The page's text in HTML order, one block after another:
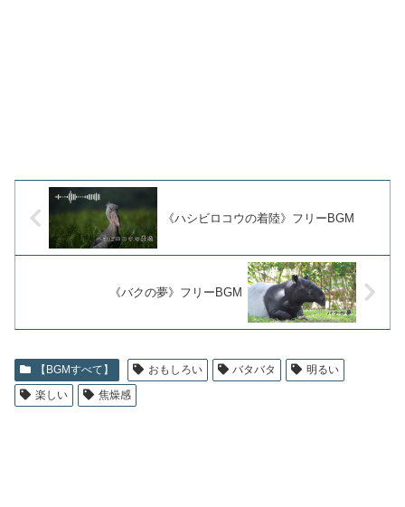
《ハシビロコウの着陸》フリーBGM
《バクの夢》フリーBGM
【BGMすべて】 おもしろい バタバタ
明るい
楽しい
焦燥感